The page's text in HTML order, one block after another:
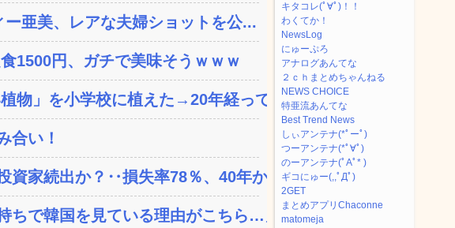
ー亜美、レアな夫婦ショットを公...
1500円、ガチで美味そうｗｗｗ
物」を小学校に植えた→20年経って...
合い！
資家続出か？‥損失率78％、40年か...
ちで韓国を見ている理由がこちら…」→...
キタコレ(ﾟ∀ﾟ)！！
わくてか！
NewsLog
にゅーぷろ
アナログあんてな
２ｃｈまとめちゃんねる
NEWS CHOICE
特亜流あんてな
Best Trend News
しぃアンテナ(*ﾟーﾟ)
つーアンテナ(*ﾟ∀ﾟ)
のーアンテナ(ﾟAﾟ* )
ギコにゅー(,,ﾟДﾟ)
2GET
まとめアプリChaconne
matomeja